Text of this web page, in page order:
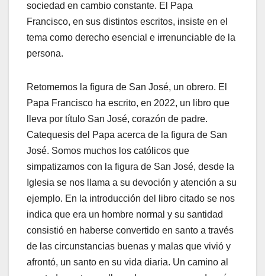
sociedad en cambio constante. El Papa
Francisco, en sus distintos escritos, insiste en el
tema como derecho esencial e irrenunciable de la
persona.
Retomemos la figura de San José, un obrero. El
Papa Francisco ha escrito, en 2022, un libro que
lleva por título San José, corazón de padre.
Catequesis del Papa acerca de la figura de San
José. Somos muchos los católicos que
simpatizamos con la figura de San José, desde la
Iglesia se nos llama a su devoción y atención a su
ejemplo. En la introducción del libro citado se nos
indica que era un hombre normal y su santidad
consistió en haberse convertido en santo a través
de las circunstancias buenas y malas que vivió y
afrontó, un santo en su vida diaria. Un camino al